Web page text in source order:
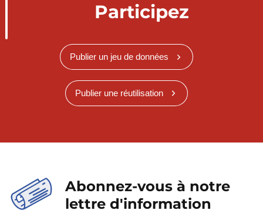
Participez
Publier un jeu de données
Publier une réutilisation
Abonnez-vous à notre
lettre d'information